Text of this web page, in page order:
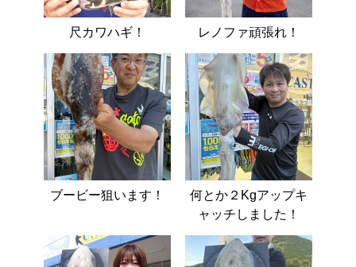
尺カワハギ！ レノファ頑張れ！
ブービー狙います！
何とか２Kgアップキ
ャッチしました！